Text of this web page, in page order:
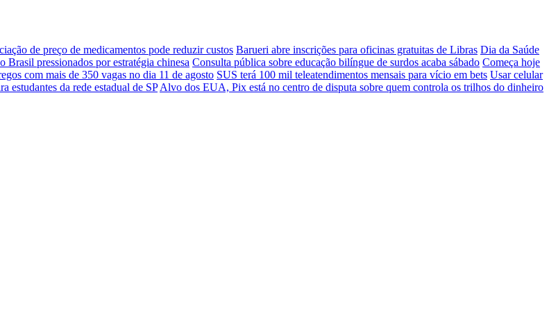
de preço de medicamentos pode reduzir custos Barueri abre inscrições para oficinas gratuitas de Libras Dia da Saúde
Brasil pressionados por estratégia chinesa Consulta pública sobre educação bilíngue de surdos acaba sábado Começa hoje
com mais de 350 vagas no dia 11 de agosto SUS terá 100 mil teleatendimentos mensais para vício em bets Usar celular
estudantes da rede estadual de SP Alvo dos EUA, Pix está no centro de disputa sobre quem controla os trilhos do dinheiro